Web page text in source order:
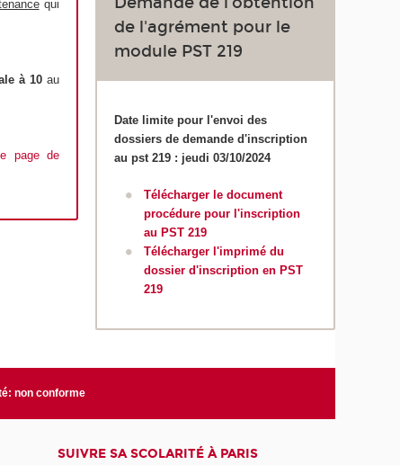
qui
à 10au
page de
de l'agrément pour le
module PST 219
Date limite pour l'envoi des
dossiers de demande d'inscription
au pst 219 : jeudi 03/10/2024
Télécharger le document
procédure pour l'inscription
au PST 219
Télécharger l'imprimé du
dossier d'inscription en PST
219
non conforme
SUIVRE SA SCOLARITÉ À PARIS